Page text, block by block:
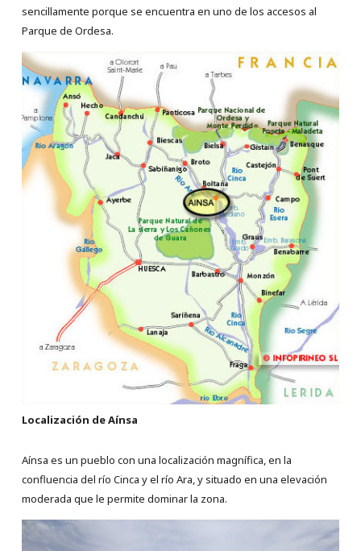
sencillamente porque se encuentra en uno de los accesos al
Parque de Ordesa.
Localización de Aínsa
Aínsa es un pueblo con una localización magnífica, en la
confluencia del río Cinca y el río Ara, y situado en una elevación
moderada que le permite dominar la zona.